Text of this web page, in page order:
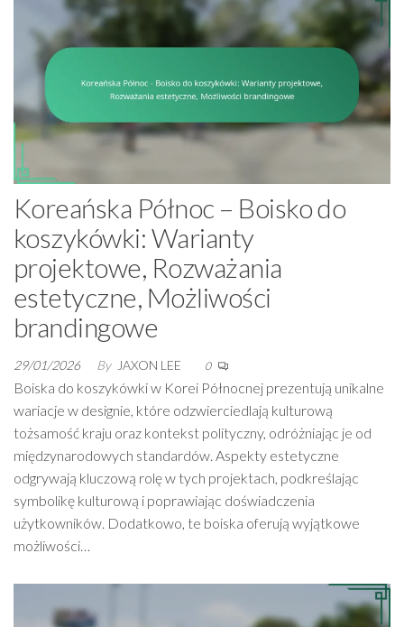
Koreańska Północ – Boisko do
koszykówki: Warianty
projektowe, Rozważania
estetyczne, Możliwości
brandingowe
29/01/2026 By JAXON LEE 0
Boiska do koszykówki w Korei Północnej prezentują unikalne
wariacje w designie, które odzwierciedlają kulturową
tożsamość kraju oraz kontekst polityczny, odróżniając je od
międzynarodowych standardów. Aspekty estetyczne
odgrywają kluczową rolę w tych projektach, podkreślając
symbolikę kulturową i poprawiając doświadczenia
użytkowników. Dodatkowo, te boiska oferują wyjątkowe
możliwości…